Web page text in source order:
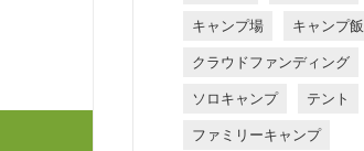
キャンプ場 キャンプ飯
クラウドファンディング
ソロキャンプ テント
ファミリーキャンプ